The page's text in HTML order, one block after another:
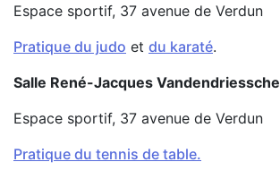
Espace sportif, 37 avenue de Verdun
Pratique du judo et du karaté.
Salle René-Jacques Vandendriessche
Espace sportif, 37 avenue de Verdun
Pratique du tennis de table.